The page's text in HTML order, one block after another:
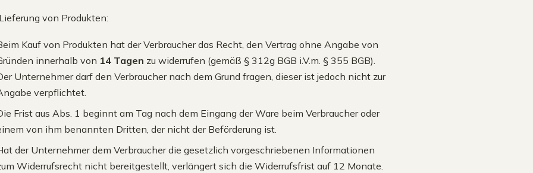
von Produkten:
Kauf von Produkten hat der Verbraucher das Recht, den Vertrag ohne Angabe von
innerhalb von 14 Tagen zu widerrufen (gemäß § 312g BGB i.V.m. § 355 BGB).
Unternehmer darf den Verbraucher nach dem Grund fragen, dieser ist jedoch nicht zur
verpflichtet.
Frist aus Abs. 1 beginnt am Tag nach dem Eingang der Ware beim Verbraucher oder
von ihm benannten Dritten, der nicht der Beförderung ist.
der Unternehmer dem Verbraucher die gesetzlich vorgeschriebenen Informationen
Widerrufsrecht nicht bereitgestellt, verlängert sich die Widerrufsfrist auf 12 Monate.